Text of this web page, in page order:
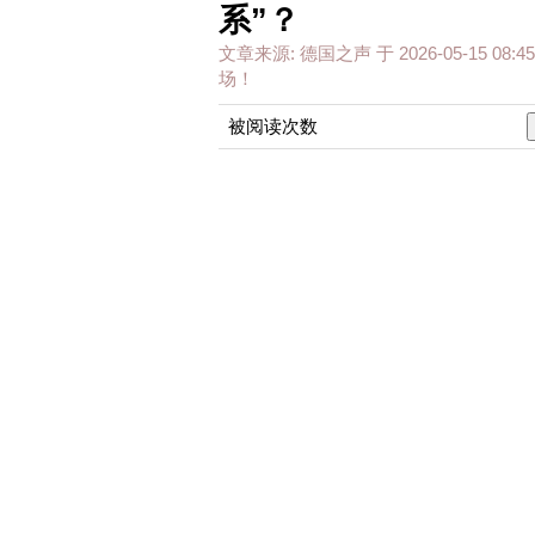
系”？
文章来源: 德国之声 于 2026-05-15
场！
被阅读次数